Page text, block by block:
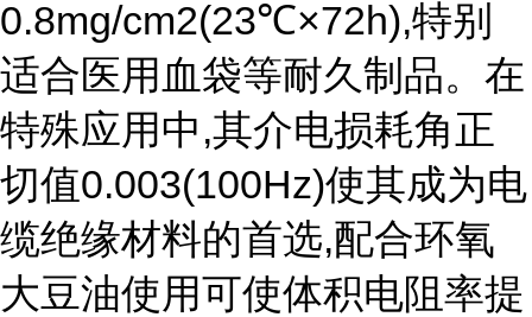
0.8mg/cm2(23℃×72h),特别
适合医用血袋等耐久制品。在
特殊应用中,其介电损耗角正
切值0.003(100Hz)使其成为电
缆绝缘材料的首选,配合环氧
大豆油使用可使体积电阻率提